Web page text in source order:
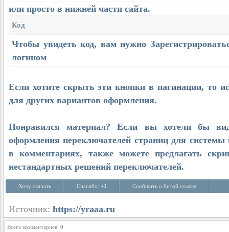
или просто в нижней части сайта.
Код
Чтобы увидеть код, вам нужно
логином
Если хотите скрыть эти кнопки в пагинации, то
для других вариантов оформления.
Понравился материал? Если вы хотели бы
оформления переключателей страниц для
в комментариях, также можете предлагать
нестандартных решений переключателей.
Хочу скачать Спасибо: +1 Сообщить о битой ссылке
Источник: https://yraaa.ru
Всего комментариев: 0